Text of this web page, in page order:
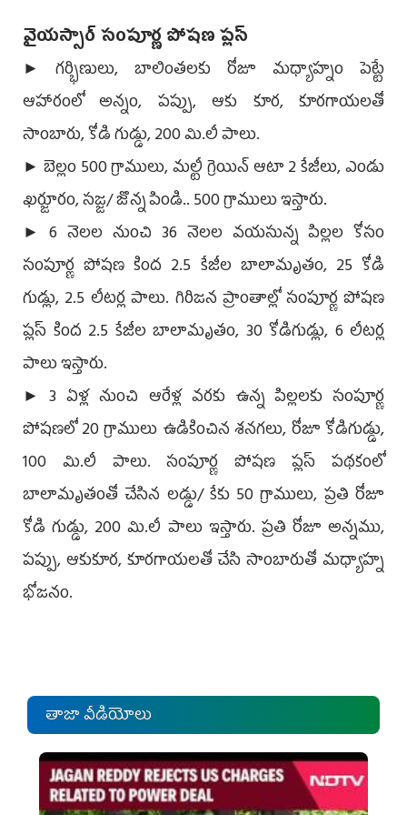
వైయ‌స్సార్‌ సంపూర్ణ పోషణ ప్లస్‌
► గర్భిణులు, బాలింతలకు రోజూ మధ్యాహ్నం పెట్టే
ఆహారంలో అన్నం, పప్పు, ఆకు కూర, కూరగాయలతో
సాంబారు, కోడి గుడ్డు, 200 మి.లీ పాలు.
► బెల్లం 500 గ్రాములు, మల్టీ గ్రెయిన్‌ ఆటా 2 కేజీలు, ఎండు
ఖర్జూరం, సజ్జ/ జొన్న పిండి.. 500 గ్రాములు ఇస్తారు.
► 6 నెలల నుంచి 36 నెలల వయసున్న పిల్లల కోసం
సంపూర్ణ పోషణ కింద 2.5 కేజీల బాలామృతం, 25 కోడి
గుడ్లు, 2.5 లీటర్ల పాలు. గిరిజన ప్రాంతాల్లో సంపూర్ణ పోషణ
ప్లస్‌ కింద 2.5 కేజీల బాలామృతం, 30 కోడిగుడ్లు, 6 లీటర్ల
పాలు ఇస్తారు.
► 3 ఏళ్ల నుంచి ఆరేళ్ల వరకు ఉన్న పిల్లలకు సంపూర్ణ
పోషణలో 20 గ్రాములు ఉడికించిన శనగలు, రోజూ కోడిగుడ్డు,
100 మి.లీ పాలు. సంపూర్ణ పోషణ ప్లస్‌ పథకంలో
బాలామృతంతో చేసిన లడ్డు/ కేకు 50 గ్రాములు, ప్రతి రోజూ
కోడి గుడ్డు, 200 మి.లీ పాలు ఇస్తారు. ప్రతి రోజూ అన్నము,
పప్పు, ఆకుకూర, కూరగాయలతో చేసి సాంబారుతో మధ్యాహ్న
భోజనం.
తాజా వీడియోలు